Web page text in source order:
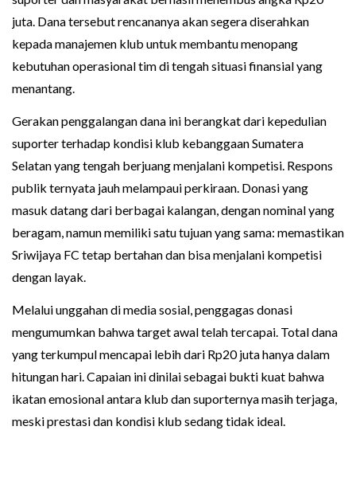
juta. Dana tersebut rencananya akan segera diserahkan
kepada manajemen klub untuk membantu menopang
kebutuhan operasional tim di tengah situasi finansial yang
menantang.
Gerakan penggalangan dana ini berangkat dari kepedulian
suporter terhadap kondisi klub kebanggaan Sumatera
Selatan yang tengah berjuang menjalani kompetisi. Respons
publik ternyata jauh melampaui perkiraan. Donasi yang
masuk datang dari berbagai kalangan, dengan nominal yang
beragam, namun memiliki satu tujuan yang sama: memastikan
Sriwijaya FC tetap bertahan dan bisa menjalani kompetisi
dengan layak.
Melalui unggahan di media sosial, penggagas donasi
mengumumkan bahwa target awal telah tercapai. Total dana
yang terkumpul mencapai lebih dari Rp20 juta hanya dalam
hitungan hari. Capaian ini dinilai sebagai bukti kuat bahwa
ikatan emosional antara klub dan suporternya masih terjaga,
meski prestasi dan kondisi klub sedang tidak ideal.